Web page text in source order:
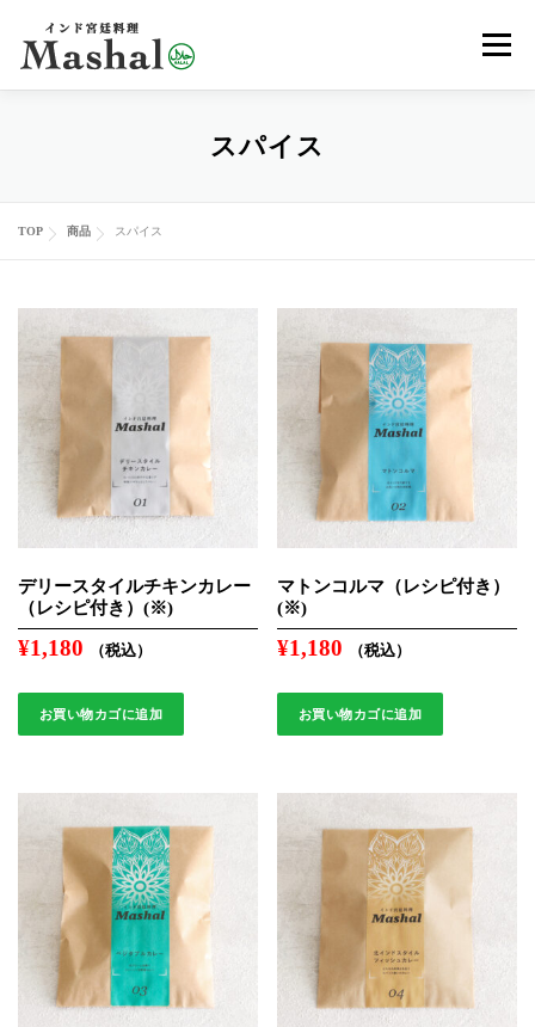
メニ
ご予約
レッスン イベント
メディア EN
スパイス
TOP 商品 スパイス
デリースタイルチキンカレー
（レシピ付き）(※)
¥1,180 （税込）
お買い物カゴに追加
マトンコルマ（レシピ付き）
(※)
¥1,180 （税込）
お買い物カゴに追加